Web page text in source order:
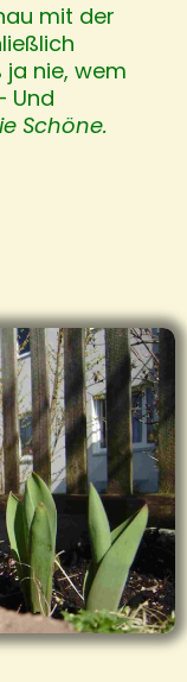
mit der
nie, wem
Und
Schöne.